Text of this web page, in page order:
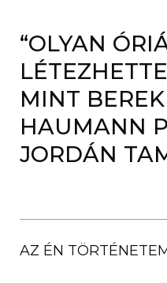
“OLYAN
MINT
HAUMANN
JORDÁN
AZ ÉN